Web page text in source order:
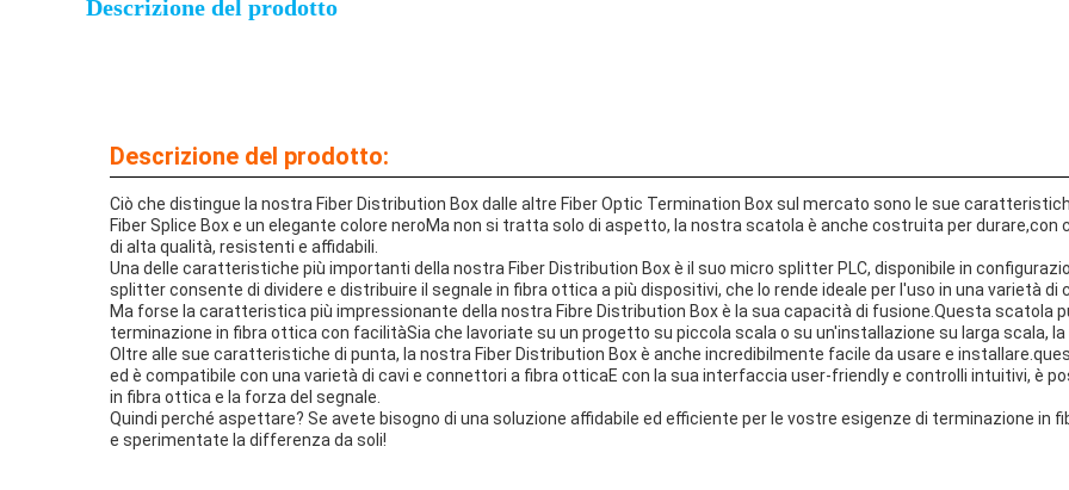
Descrizione del prodotto
Descrizione del prodotto:
Ciò che distingue la nostra Fiber Distribution Box dalle altre Fiber Optic Termination Box sul mercato sono le sue
Fiber Splice Box e un elegante colore neroMa non si tratta solo di aspetto, la nostra scatola è anche costruita per
di alta qualità, resistenti e affidabili.
Una delle caratteristiche più importanti della nostra Fiber Distribution Box è il suo micro splitter PLC, disponibile in
splitter consente di dividere e distribuire il segnale in fibra ottica a più dispositivi, che lo rende ideale per l'uso in una varietà di
Ma forse la caratteristica più impressionante della nostra Fibre Distribution Box è la sua capacità di fusione.Questa scatola
terminazione in fibra ottica con facilitàSia che lavoriate su un progetto su piccola scala o su un'installazione su larga scala, la
Oltre alle sue caratteristiche di punta, la nostra Fiber Distribution Box è anche incredibilmente facile da usare e
ed è compatibile con una varietà di cavi e connettori a fibra otticaE con la sua interfaccia user-friendly e controlli intuitivi, è
in fibra ottica e la forza del segnale.
Quindi perché aspettare? Se avete bisogno di una soluzione affidabile ed efficiente per le vostre esigenze di terminazione in
e sperimentate la differenza da soli!